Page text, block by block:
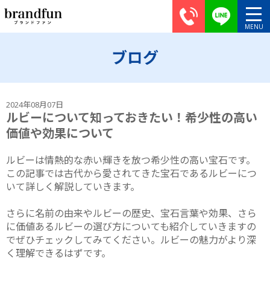
ブログ
2024年08月07日
ルビーについて知っておきたい！希少性の高い
価値や効果について
ルビーは情熱的な赤い輝きを放つ希少性の高い宝石です。
この記事では古代から愛されてきた宝石であるルビーにつ
いて詳しく解説していきます。
さらに名前の由来やルビーの歴史、宝石言葉や効果、さら
に価値あるルビーの選び方についても紹介していきますの
でぜひチェックしてみてください。ルビーの魅力がより深
く理解できるはずです。